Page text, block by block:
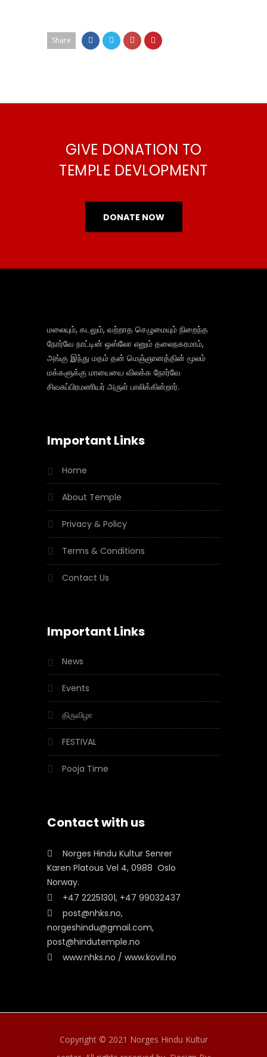
Share
GIVE DONATION TO
TEMPLE DEVLOPMENT
DONATE NOW
மலையும், கடலும், வற்றாத செழுமையும் நிறைந்த
நோர்வே நாட்டின் ஒஸ்லோ எனும் தலைநகரமாம்,
அங்கு இந்து மதம் தன் மெஞ்ஞானத்தின் மூலம்
மக்களுக்கு மாயையை விலக்க நோர்வே
சிவசுப்பிரமணியர் அருள் பாலிக்கின்றார்.
Important Links
Home
About Temple
Privacy & Policy
Terms & Conditions
Contact Us
Important Links
News
Events
திருவிழா
FESTIVAL
Pooja Time
Contact with us
Norges Hindu Kultur Senrer
Karen Platous Vel 4, 0988 Oslo
Norway.
+47 22251301, +47 99032437
post@nhks.no,
norgeshindu@gmail.com,
post@hindutemple.no
www.nhks.no / www.kovil.no
Copyright © 2021 Norges Hindu Kultur